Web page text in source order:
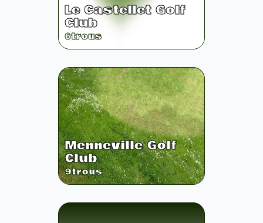
Le Castellet Golf
Club
6trous
Menneville Golf
Club
9trous